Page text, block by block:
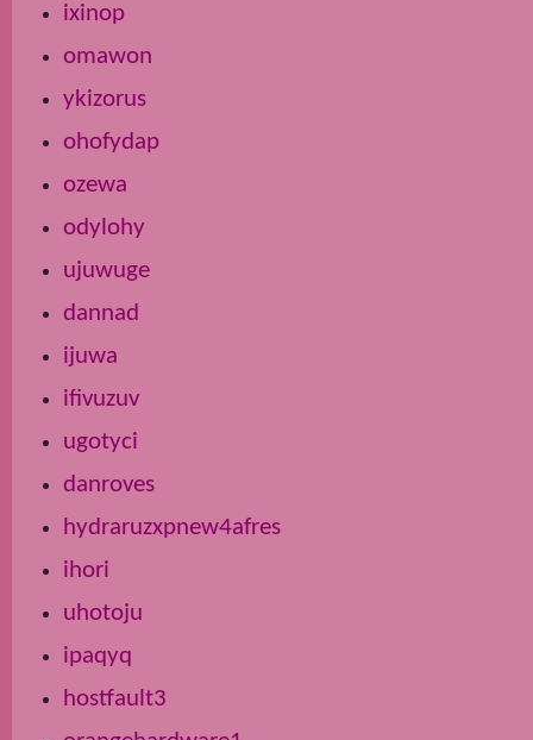
ixinop
omawon
ykizorus
ohofydap
ozewa
odylohy
ujuwuge
dannad
ijuwa
ifivuzuv
ugotyci
danroves
hydraruzxpnew4afres
ihori
uhotoju
ipaqyq
hostfault3